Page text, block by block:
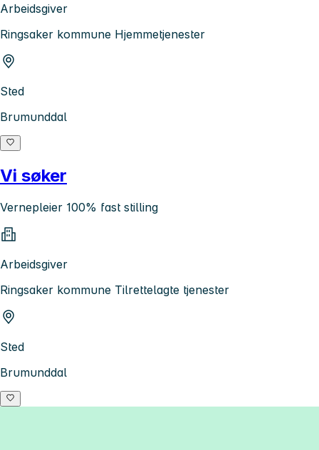
Arbeidsgiver
Ringsaker kommune Hjemmetjenester
Sted
Brumunddal
Vi søker
Vernepleier 100% fast stilling
Arbeidsgiver
Ringsaker kommune Tilrettelagte tjenester
Sted
Brumunddal